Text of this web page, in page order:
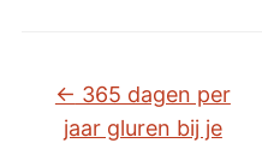
← 365 dagen per
jaar gluren bij je